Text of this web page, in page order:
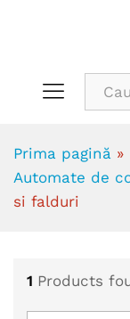
Prima pagină »
Automate de
si falduri
1 Products